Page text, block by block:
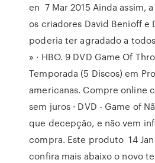
en 7 Mar 2015 Ainda assim,
os criadores David Benioff e
poderia ter agradado a
» · HBO. 9 DVD Game Of
Temporada (5 Discos) em
americanas. Compre online
sem juros · DVD - Game of
que decepção, e não vem
compra. Este produto 14
confira mais abaixo o novo